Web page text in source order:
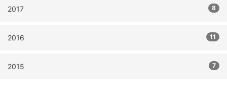
2017 8
2016 11
2015 7